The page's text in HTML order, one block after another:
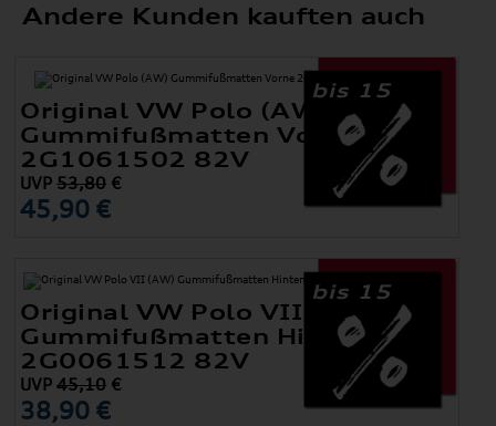
Andere Kunden kauften auch
bis 15
Original VW Polo (AW)
Gummifußmatten Vorne
2G1061502 82V
UVP53,80 €
45,90 €
bis 15
Original VW Polo VII (AW)
Gummifußmatten Hinten
2G0061512 82V
UVP45,10 €
38,90 €